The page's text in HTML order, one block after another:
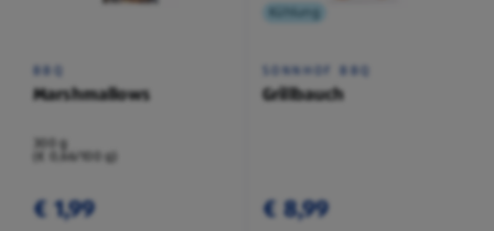
BBQ
Marshmallows
300 g
(€ 0,66/100 g)
€ 1,99
Kühlung
SONNHOF BBQ
Grillbauch
€ 8,99